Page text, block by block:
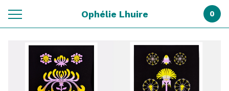
Ophélie Lhuire 0